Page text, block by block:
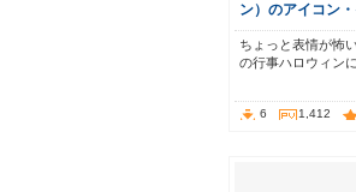
ン）のアイコン
ちょっと表情が怖
の行事ハロウィン
6 1,412